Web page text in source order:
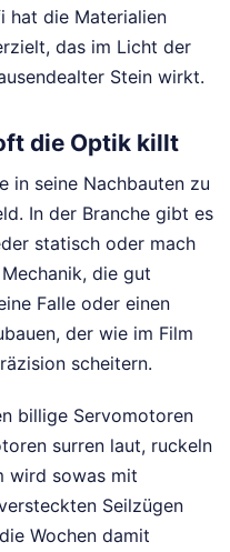
hat die Materialien
das im Licht der
Stein wirkt.
die Optik killt
in seine Nachbauten zu
In der Branche gibt es
statisch oder mach
die gut
Falle oder einen
der wie im Film
scheitern.
billige Servomotoren
surren laut, ruckeln
wird sowas mit
Seilzügen
Wochen damit